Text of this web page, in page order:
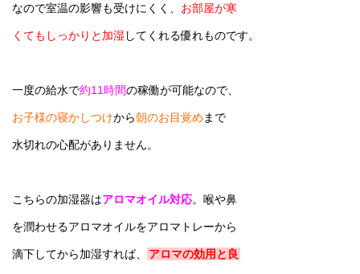
なので室温の影響も受けにくく、 お部屋が寒
くてもしっかりと加湿してくれる優れものです。
一度の給水で約11時間の稼働が可能なので、
お子様の寝かしつけから朝のお目覚めまで
水切れの心配がありません。
こちらの加湿器はアロマオイル対応。喉や鼻
を潤わせるアロマオイルをアロマトレーから
滴下してから加湿すれば、 アロマの効用と良